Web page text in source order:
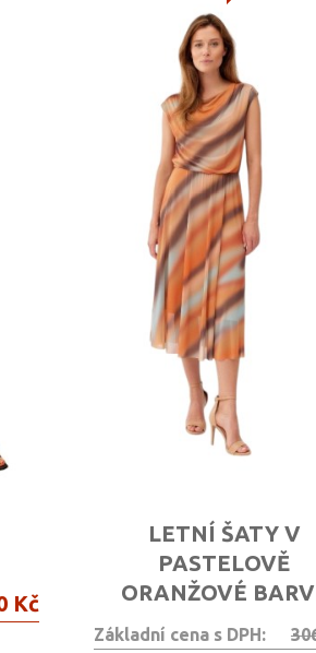
Kč
LETNÍ ŠATY V
PASTELOVĚ
ORANŽOVÉ
Základní cena s DPH: